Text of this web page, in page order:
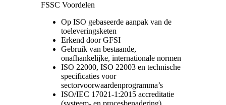
FSSC Voordelen
Op ISO gebaseerde aanpak van de
toeleveringsketen
Erkend door GFSI
Gebruik van bestaande,
onafhankelijke, internationale normen
ISO 22000, ISO 22003 en technische
specificaties voor
sectorvoorwaardenprogramma’s
ISO/IEC 17021-1:2015 accreditatie
(systeem- en procesbenadering)